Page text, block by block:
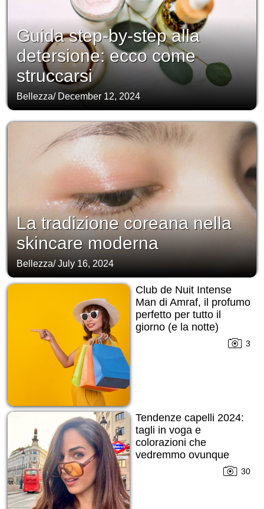
Guida step-by-step alla
detersione: ecco come
struccarsi
Bellezza/ December 12, 2024
La tradizione coreana nella
skincare moderna
Bellezza/July 16, 2024
Club de Nuit Intense
Man di Amraf, il profumo
perfetto per tutto il
giorno (e la notte)
3
Tendenze capelli 2024:
tagli in voga e
colorazioni che
vedremmo ovunque
30